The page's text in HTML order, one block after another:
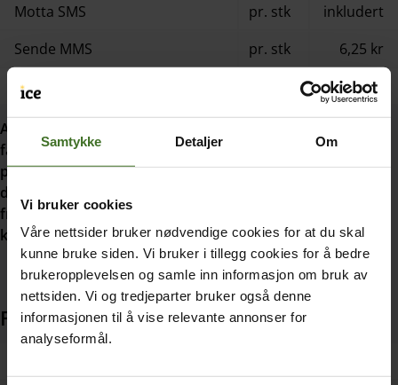
Samtykke Detaljer Om
Vi bruker cookies
Våre nettsider bruker nødvendige cookies for at du skal
kunne bruke siden. Vi bruker i tillegg cookies for å bedre
brukeropplevelsen og samle inn informasjon om bruk av
nettsiden. Vi og tredjeparter bruker også denne
informasjonen til å vise relevante annonser for
analyseformål.
Motta SMS
pr. stk
inkludert
Sende MMS
pr. stk
6,25 kr
Motta MMS
2,50 kr
All bruk på ferger og cruiseskip som har egne mobilnett
faktureres selv om skipet befinner seg i EU/EØS. Vær obs
på at dette kan være dyrt! Dersom du har landbasert
dekning på skipet i EU/EØS gjelder EU inkludert. Det vil
fremkomme på telefonskjermen hvilket mobilnett du er
koblet til.
Fly Aeromobile